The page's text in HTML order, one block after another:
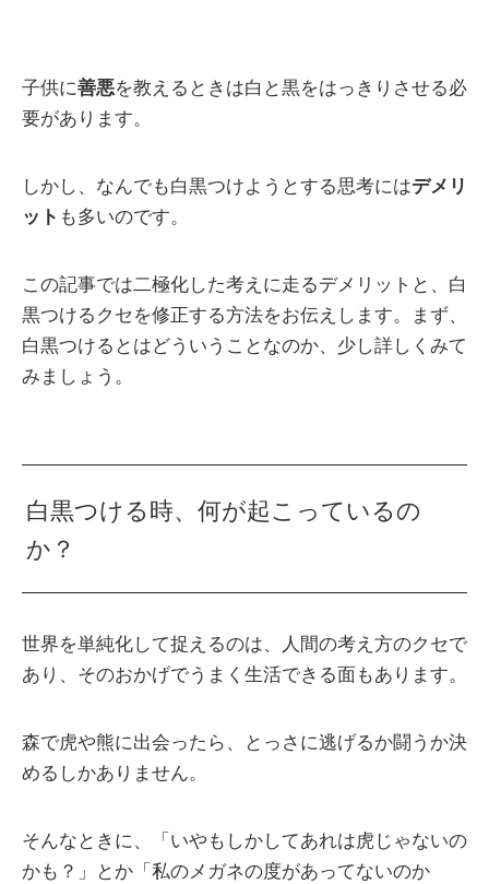
子供に善悪を教えるときは白と黒をはっきりさせる必
要があります。
しかし、なんでも白黒つけようとする思考にはデメリ
ット も多いのです。
この記事では二極化した考えに走るデメリットと、白
黒つけるクセを修正する方法をお伝えします。まず、
白黒つけるとはどういうことなのか、少し詳しくみて
みましょう。
白黒つける時、何が起こっているの
か？
世界を単純化して捉えるのは、人間の考え方のクセで
あり、そのおかげでうまく生活できる面もあります。
森で虎や熊に出会ったら、とっさに逃げるか闘うか決
めるしかありません。
そんなときに、「いやもしかしてあれは虎じゃないの
かも？」とか「私のメガネの度があってないのか